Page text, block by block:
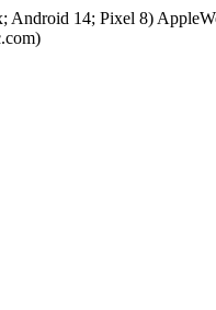
Android 14; Pixel 8)